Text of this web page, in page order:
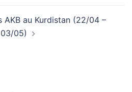
AKB au Kurdistan (22/04 –
03/05)